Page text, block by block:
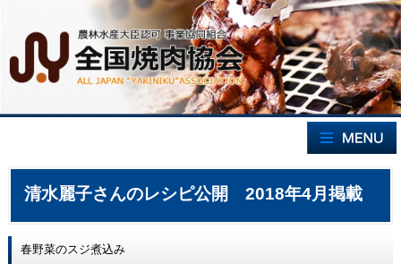
清水麗子さんのレシピ公開 2018年4月掲載
春野菜のスジ煮込み